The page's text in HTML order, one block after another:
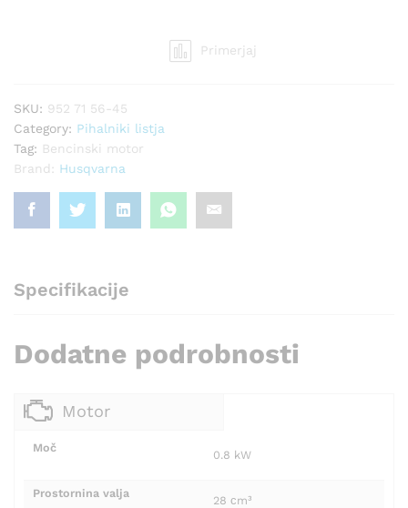
Primerjaj
SKU: 952 71 56-45
Category: Pihalniki listja
Tag: Bencinski motor
Brand: Husqvarna
Specifikacije
Dodatne podrobnosti
Motor
Moč
0.8 kW
Prostornina valja
28 сm³